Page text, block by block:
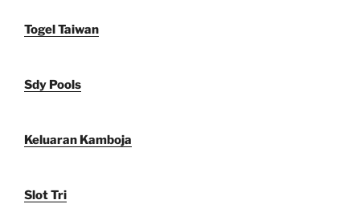
Togel Taiwan
Sdy Pools
Keluaran Kamboja
Slot Tri